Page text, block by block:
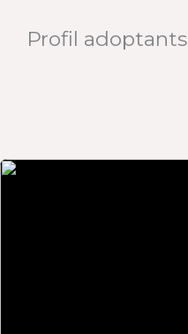
Profil adoptants